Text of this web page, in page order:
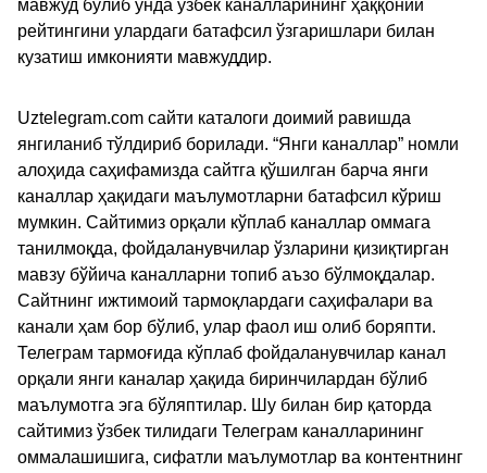
мавжуд бўлиб унда ўзбек каналларининг ҳаққоний
рейтингини улардаги батафсил ўзгаришлари билан
кузатиш имконияти мавжуддир.
Uztelegram.com сайти каталоги доимий равишда
янгиланиб тўлдириб борилади. “Янги каналлар” номли
алоҳида саҳифамизда сайтга қўшилган барча янги
каналлар ҳақидаги маълумотларни батафсил кўриш
мумкин. Сайтимиз орқали кўплаб каналлар оммага
танилмоқда, фойдаланувчилар ўзларини қизиқтирган
мавзу бўйича каналларни топиб аъзо бўлмоқдалар.
Сайтнинг ижтимоий тармоқлардаги саҳифалари ва
канали ҳам бор бўлиб, улар фаол иш олиб боряпти.
Телеграм тармоғида кўплаб фойдаланувчилар канал
орқали янги каналар ҳақида биринчилардан бўлиб
маълумотга эга бўляптилар. Шу билан бир қаторда
сайтимиз ўзбек тилидаги Телеграм каналларининг
оммалашишига, сифатли маълумотлар ва контентнинг